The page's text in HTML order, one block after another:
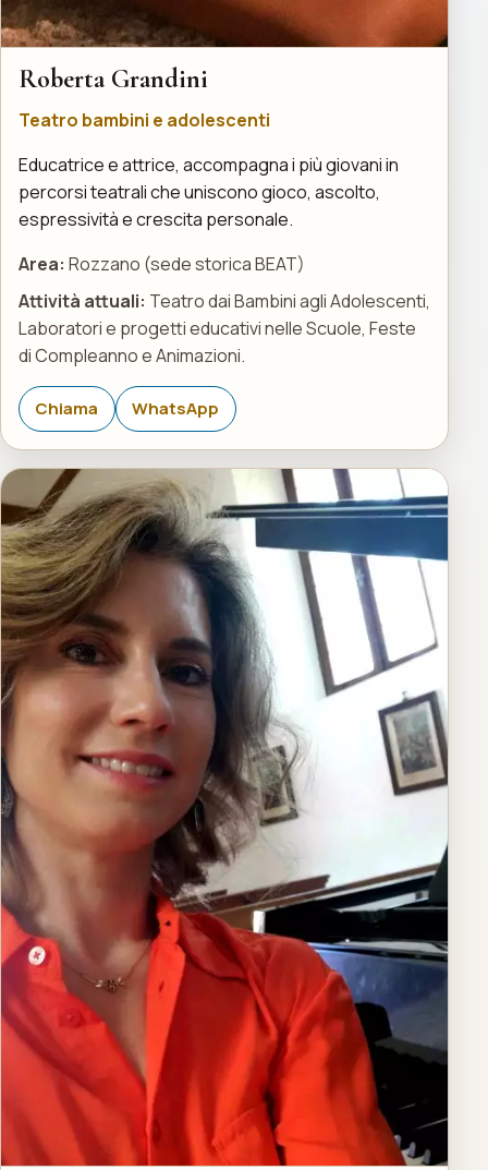
Roberta Grandini
Teatro bambini e adolescenti
Educatrice e attrice, accompagna i più giovani in
percorsi teatrali che uniscono gioco, ascolto,
espressività e crescita personale.
Area: Rozzano (sede storica BEAT)
Attività attuali: Teatro dai Bambini agli Adolescenti,
Laboratori e progetti educativi nelle Scuole, Feste
di Compleanno e Animazioni.
Chiama WhatsApp